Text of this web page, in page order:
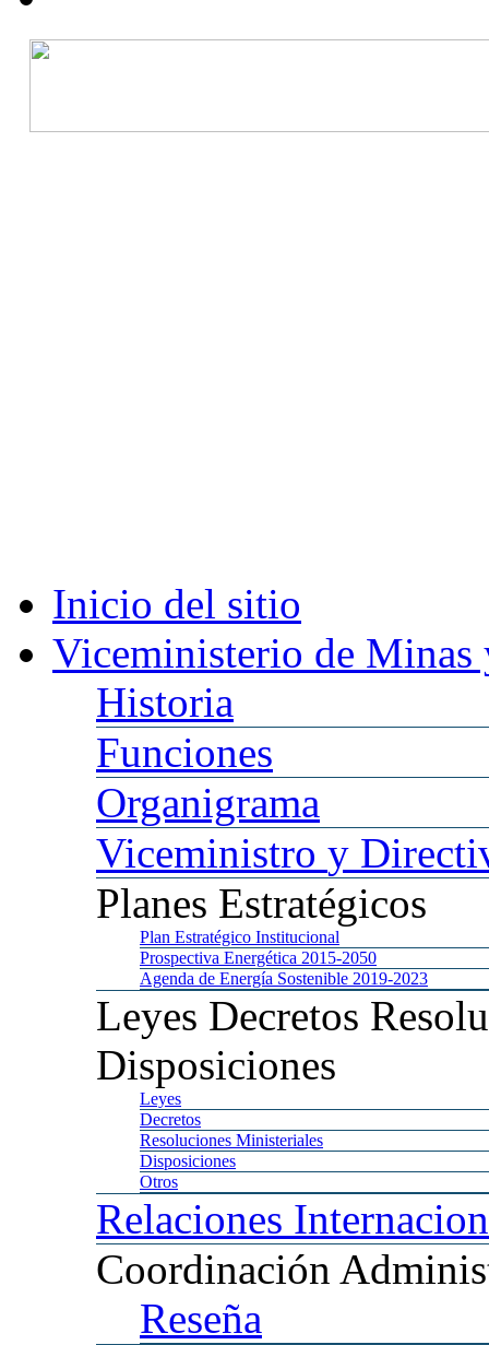
Inicio del sitio
Viceministerio de Minas
Historia
Funciones
Organigrama
Viceministro y
Planes Estratégicos
Plan Estratégico Institucional
Prospectiva Energética 2015-2050
Agenda de Energía Sostenible 2019-2023
Leyes Decretos
Disposiciones
Leyes
Decretos
Resoluciones Ministeriales
Disposiciones
Otros
Relaciones
Coordinación
Reseña